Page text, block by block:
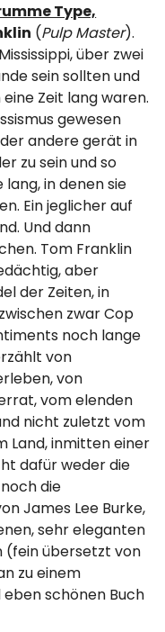
Type,
(Pulp Master).
über zwei
sein sollten und
Zeit lang waren.
gewesen
andere gerät in
zu sein und so
in denen sie
Ein jeglicher auf
Und dann
Tom Franklin
aber
der Zeiten, in
zwar Cop
noch lange
von
von
vom elenden
nicht zuletzt vom
Land, inmitten einer
dafür weder die
die
James Lee Burke,
sehr eleganten
(fein übersetzt von
zu einem
schönen Buch